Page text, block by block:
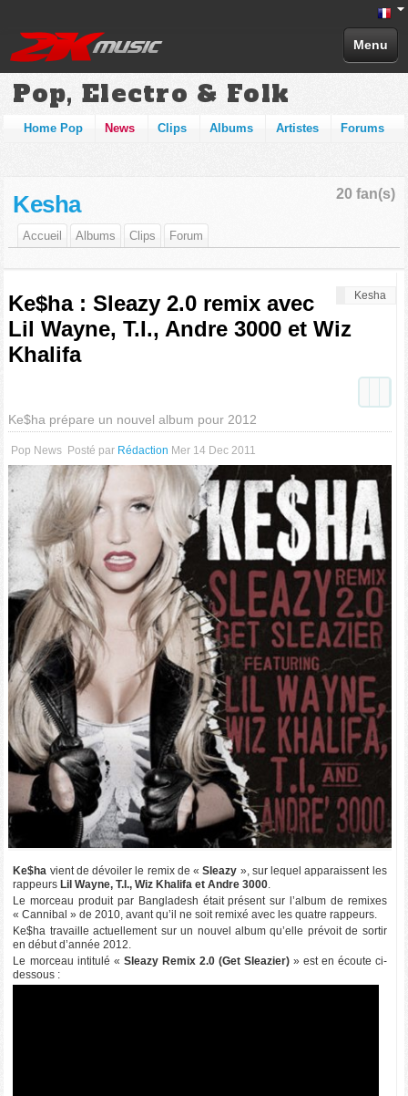
Menu
Pop, Electro & Folk
Home Pop News Clips Albums Artistes Forums
20 fan(s)
Kesha
Accueil Albums Clips Forum
Kesha
Ke$ha : Sleazy 2.0 remix avec
Lil Wayne, T.I., Andre 3000 et Wiz
Khalifa
Ke$ha prépare un nouvel album pour 2012
Pop News Posté par Rédaction Mer 14 Dec 2011
Ke$ha vient de dévoiler le remix de « Sleazy », sur lequel apparaissent les
rappeurs Lil Wayne, T.I., Wiz Khalifa et Andre 3000.
Le morceau produit par Bangladesh était présent sur l’album de remixes
« Cannibal » de 2010, avant qu’il ne soit remixé avec les quatre rappeurs.
Ke$ha travaille actuellement sur un nouvel album qu’elle prévoit de sortir
en début d’année 2012.
Le morceau intitulé « Sleazy Remix 2.0 (Get Sleazier)» est en écoute ci-
dessous :